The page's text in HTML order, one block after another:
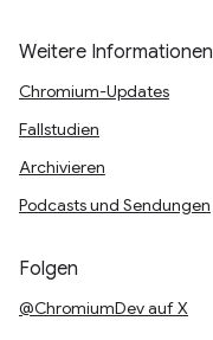
Weitere Informationen
Chromium-Updates
Fallstudien
Archivieren
Podcasts und Sendungen
Folgen
@ChromiumDev auf X